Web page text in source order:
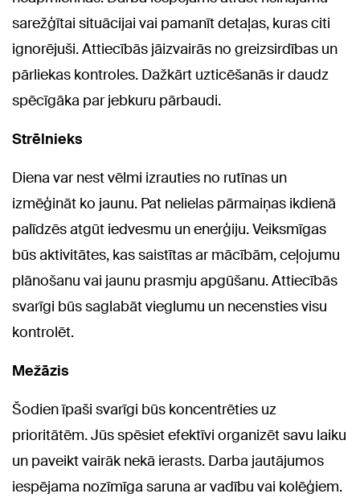
sarežģītai situācijai vai pamanīt detaļas, kuras citi
ignorējuši. Attiecībās jāizvairās no greizsirdības un
pārliekas kontroles. Dažkārt uzticēšanās ir daudz
spēcīgāka par jebkuru pārbaudi.
Strēlnieks
Diena var nest vēlmi izrauties no rutīnas un
izmēģināt ko jaunu. Pat nelielas pārmaiņas ikdienā
palīdzēs atgūt iedvesmu un enerģiju. Veiksmīgas
būs aktivitātes, kas saistītas ar mācībām, ceļojumu
plānošanu vai jaunu prasmju apgūšanu. Attiecībās
svarīgi būs saglabāt vieglumu un necensties visu
kontrolēt.
Mežāzis
Šodien īpaši svarīgi būs koncentrēties uz
prioritātēm. Jūs spēsiet efektīvi organizēt savu laiku
un paveikt vairāk nekā ierasts. Darba jautājumos
iespējama nozīmīga saruna ar vadību vai kolēģiem.